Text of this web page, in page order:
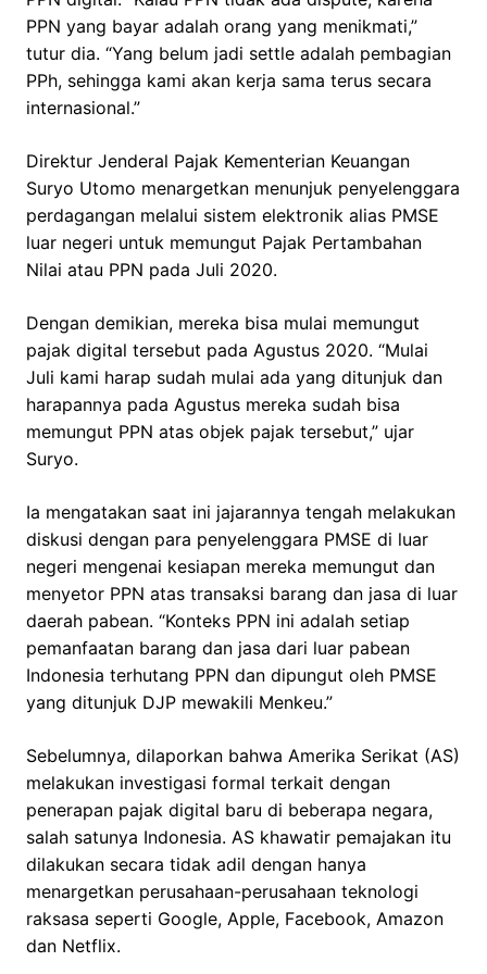
PPN yang bayar adalah orang yang menikmati,”
tutur dia. “Yang belum jadi settle adalah pembagian
PPh, sehingga kami akan kerja sama terus secara
internasional.”
Direktur Jenderal Pajak Kementerian Keuangan
Suryo Utomo menargetkan menunjuk penyelenggara
perdagangan melalui sistem elektronik alias PMSE
luar negeri untuk memungut Pajak Pertambahan
Nilai atau PPN pada Juli 2020.
Dengan demikian, mereka bisa mulai memungut
pajak digital tersebut pada Agustus 2020. “Mulai
Juli kami harap sudah mulai ada yang ditunjuk dan
harapannya pada Agustus mereka sudah bisa
memungut PPN atas objek pajak tersebut,” ujar
Suryo.
Ia mengatakan saat ini jajarannya tengah melakukan
diskusi dengan para penyelenggara PMSE di luar
negeri mengenai kesiapan mereka memungut dan
menyetor PPN atas transaksi barang dan jasa di luar
daerah pabean. “Konteks PPN ini adalah setiap
pemanfaatan barang dan jasa dari luar pabean
Indonesia terhutang PPN dan dipungut oleh PMSE
yang ditunjuk DJP mewakili Menkeu.”
Sebelumnya, dilaporkan bahwa Amerika Serikat (AS)
melakukan investigasi formal terkait dengan
penerapan pajak digital baru di beberapa negara,
salah satunya Indonesia. AS khawatir pemajakan itu
dilakukan secara tidak adil dengan hanya
menargetkan perusahaan-perusahaan teknologi
raksasa seperti Google, Apple, Facebook, Amazon
dan Netflix.